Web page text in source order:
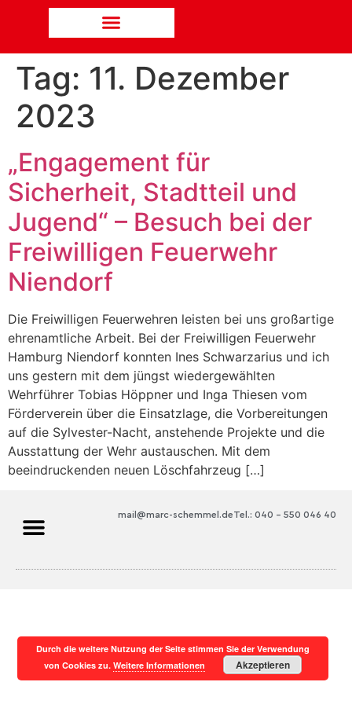
Tag: 11. Dezember
2023
„Engagement für
Sicherheit, Stadtteil und
Jugend“ – Besuch bei der
Freiwilligen Feuerwehr
Niendorf
Die Freiwilligen Feuerwehren leisten bei uns großartige
ehrenamtliche Arbeit. Bei der Freiwilligen Feuerwehr
Hamburg Niendorf konnten Ines Schwarzarius und ich
uns gestern mit dem jüngst wiedergewählten
Wehrführer Tobias Höppner und Inga Thiesen vom
Förderverein über die Einsatzlage, die Vorbereitungen
auf die Sylvester-Nacht, anstehende Projekte und die
Ausstattung der Wehr austauschen. Mit dem
beeindruckenden neuen Löschfahrzeug […]
Tel.: 040 – 550 046 40
mail@marc-schemmel.de
Durch die weitere Nutzung der Seite stimmen Sie der Verwendung
von Cookies zu.Weitere Informationen Akzeptieren